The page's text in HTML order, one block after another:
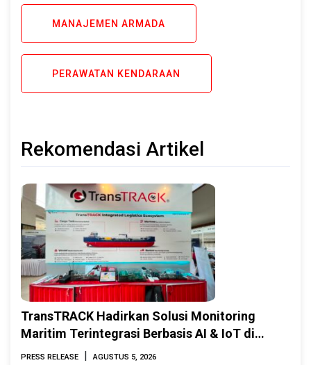
MANAJEMEN ARMADA
PERAWATAN KENDARAAN
Rekomendasi Artikel
TransTRACK Hadirkan Solusi Monitoring
Maritim Terintegrasi Berbasis AI & IoT di
Indonesia Marine & Offshore Expo (IMOX)
PRESS RELEASE | AGUSTUS 5, 2026